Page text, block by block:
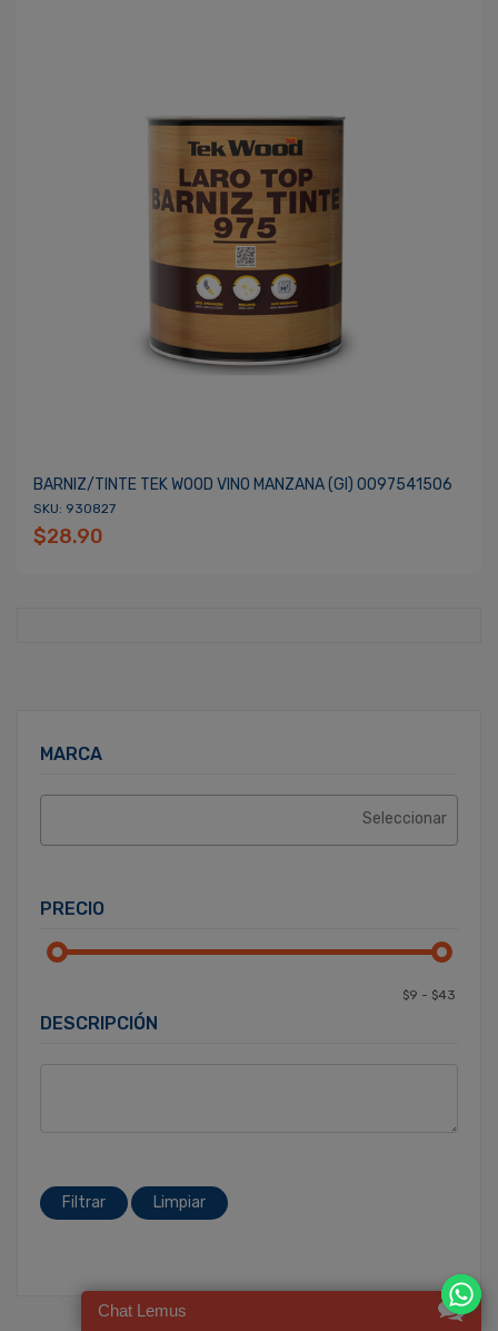
MARCA
PRECIO
DESCRIPCIÓN
Filtrar Limpiar
BARNIZ/TINTE TEK WOOD VINO MANZANA (gl) 0097541506
SKU: 930827
$28.90
Chat Lemus